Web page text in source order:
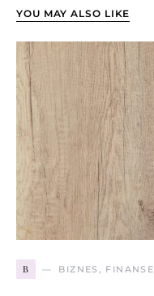
YOU MAY ALSO LIKE
B BIZNES, FINANSE